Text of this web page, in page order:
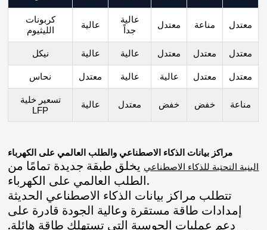
كربونات
الليثيوم
عالية
عالية
جداً
معتدل مناعة معتدل
نيكل عالية عالية معتدل معتدل معتدل
نحاس معتدل عالية عالية معتدل معتدل
تسعير خلية
LFP
عالية معتدل خفض خفض مناعة
مراكز بيانات الذكاء الاصطناعي والطلب العالمي على الكهرباء
البنية التحتية للذكاء الاصطناعي يخلق طبقة جديدة تمامًا من
الطلب العالمي على الكهرباء.
تتطلب مراكز بيانات الذكاء الاصطناعي الحديثة
إمدادات طاقة مستقرة وعالية الجودة قادرة على
دعم عمليات الحوسبة التي تستهلك طاقة هائلة.